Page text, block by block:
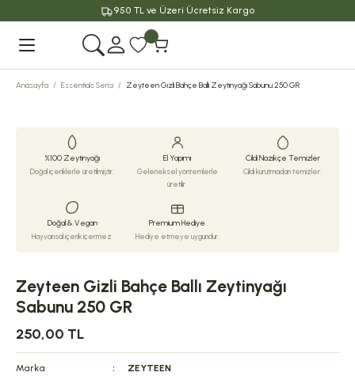
950 TL ve Üzeri Ücretsiz Kargo
Geri Dön
Anasayfa Essentials Serisi Zeyteen Gizli Bahçe Ballı Zeytinyağı Sabunu 250 GR
%100 Zeytinyağı
Doğal içeriklerle üretilmiştir.
El Yapımı
Geleneksel yöntemlerle
üretilir.
Cildi Nazikçe Temizler
Cildi kurutmadan temizler.
Doğal & Vegan
Hayvansal içerik içermez.
Premium Hediye
Hediye etmeye uygundur.
Zeyteen Gizli Bahçe Ballı Zeytinyağı
Sabunu 250 GR
250,00 TL
Marka
ZEYTEEN